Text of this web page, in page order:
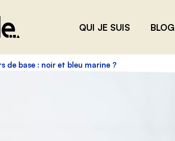
QUI JE SUIS BLOG
de base : noir et bleu marine ?